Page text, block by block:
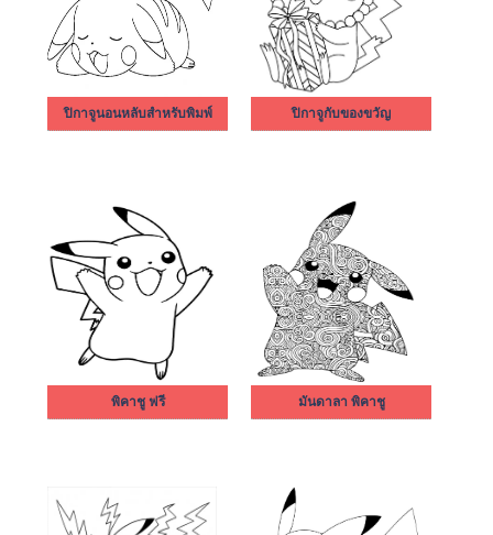
ปิกาจูนอนหลับสำหรับพิมพ์ ปิกาจูกับของขวัญ
พิคาชู ฟรี มันดาลา พิคาชู